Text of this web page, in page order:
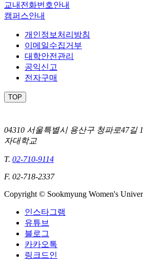
교내전화번호안내
캠퍼스안내
개인정보처리방침
이메일수집거부
대학안전관리
공익신고
전자구매
TOP
04310 서울특별시 용산구 청파로47길
자대학교
T. 02-710-9114
F. 02-718-2337
Copyright © Sookmyung Women's
인스타그램
유튜브
블로그
카카오톡
링크드인